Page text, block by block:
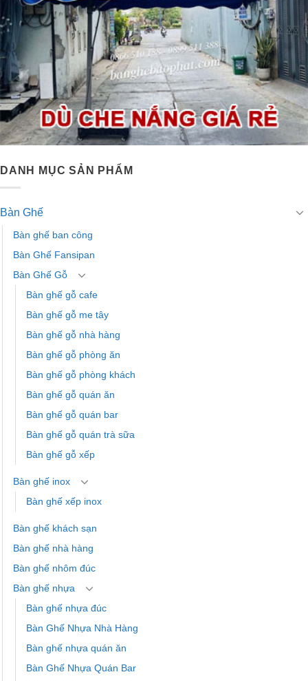
DANH MỤC SẢN PHẨM
Bàn Ghế
Bàn ghế ban công
Bàn Ghế Fansipan
Bàn Ghế Gỗ
Bàn ghế gỗ cafe
Bàn ghế gỗ me tây
Bàn ghế gỗ nhà hàng
Bàn ghế gỗ phòng ăn
Bàn ghế gỗ phòng khách
Bàn ghế gỗ quán ăn
Bàn ghế gỗ quán bar
Bàn ghế gỗ quán trà sữa
Bàn ghế gỗ xếp
Bàn ghế inox
Bàn ghế xếp inox
Bàn ghế khách sạn
Bàn ghế nhà hàng
Bàn ghế nhôm đúc
Bàn ghế nhựa
Bàn ghế nhựa đúc
Bàn Ghế Nhựa Nhà Hàng
Bàn ghế nhựa quán ăn
Bàn Ghế Nhựa Quán Bar